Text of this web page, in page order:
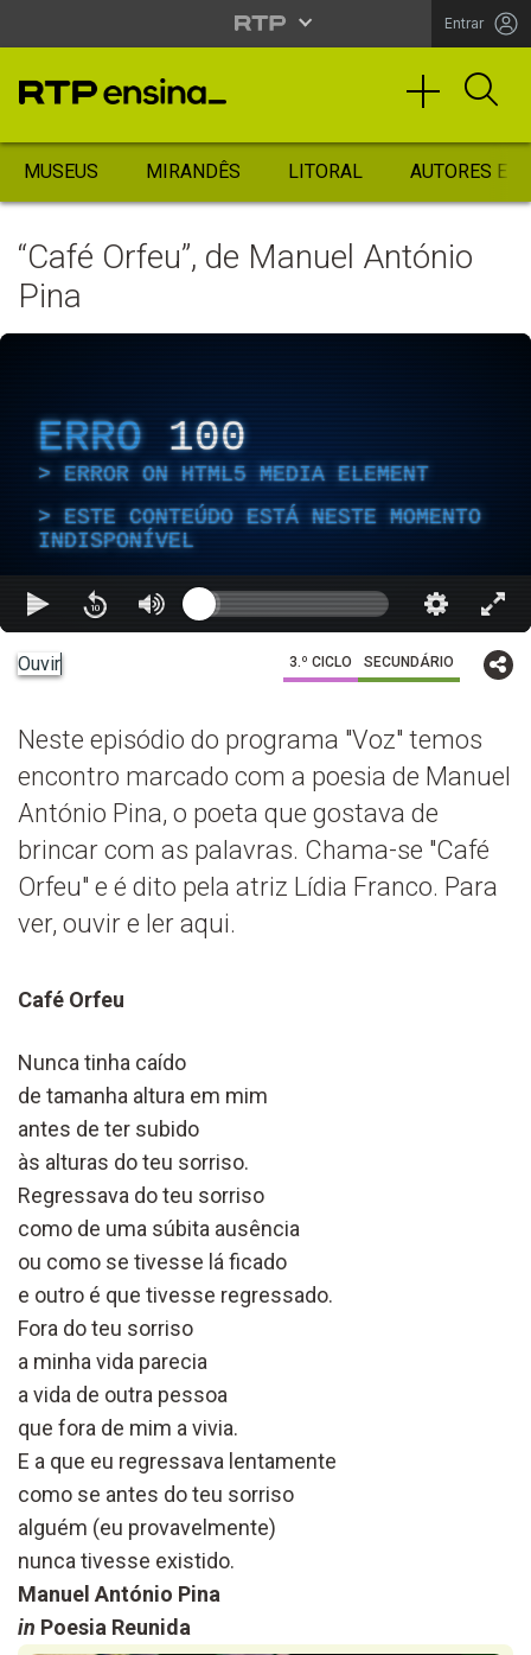
Entrar
MUSEUS MIRANDÊS LITORAL AUTORES
“Café Orfeu”, de Manuel António
Pina
ERRO 100
ERROR ON HTML5 MEDIA ELEMENT
ESTE CONTEÚDO ESTÁ NESTE MOMENTO
INDISPONÍVEL
Ouvir 3.º CICLO SECUNDÁRIO
Neste episódio do programa "Voz" temos
encontro marcado com a poesia de Manuel
António Pina, o poeta que gostava de
brincar com as palavras. Chama-se "Café
Orfeu" e é dito pela atriz Lídia Franco. Para
ver, ouvir e ler aqui.
Café Orfeu
Nunca tinha caído
de tamanha altura em mim
antes de ter subido
às alturas do teu sorriso.
Regressava do teu sorriso
como de uma súbita ausência
ou como se tivesse lá ficado
e outro é que tivesse regressado.
Fora do teu sorriso
a minha vida parecia
a vida de outra pessoa
que fora de mim a vivia.
E a que eu regressava lentamente
como se antes do teu sorriso
alguém (eu provavelmente)
nunca tivesse existido.
Manuel António Pina
in Poesia Reunida